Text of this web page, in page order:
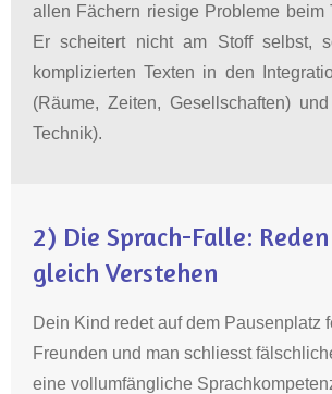
allen Fächern riesige Probleme beim
Er scheitert nicht am Stoff selbst,
komplizierten Texten in den
(Räume, Zeiten, Gesellschaften)
Technik).
2) Die Sprach-Falle:
gleich Verstehen
Dein Kind redet auf dem Pausenplatz
Freunden und man schliesst
eine vollumfängliche